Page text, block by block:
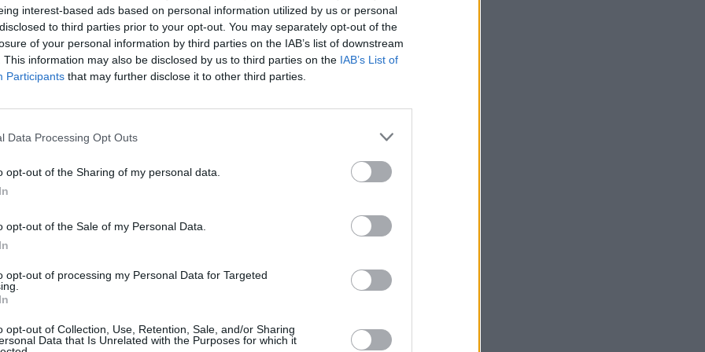
interest-based ads based on personal information utilized by us or personal
to third parties prior to your opt-out. You may separately opt-out of the
of your personal information by third parties on the IAB’s list of downstream
This information may also be disclosed by us to third parties on the IAB’s List of
Participants that may further disclose it to other third parties.
Data Processing Opt Outs
opt-out of the Sharing of my personal data.
opt-out of the Sale of my Personal Data.
opt-out of processing my Personal Data for Targeted
opt-out of Collection, Use, Retention, Sale, and/or Sharing
Data that Is Unrelated with the Purposes for which it
και για μένα οι αγώνες τώρα, έχουν
μορφή τεστ. Αυτό που χρειάζεται είναι η